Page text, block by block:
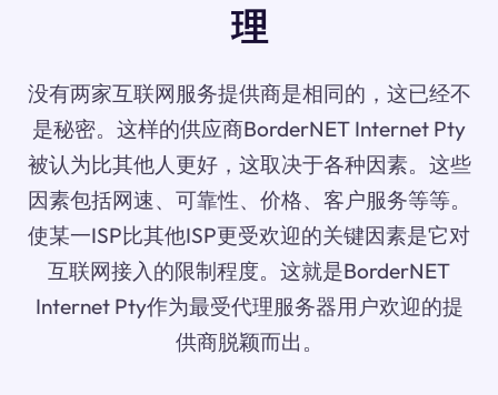
理
没有两家互联网服务提供商是相同的，这已经不
是秘密。这样的供应商BorderNET Internet Pty
被认为比其他人更好，这取决于各种因素。这些
因素包括网速、可靠性、价格、客户服务等等。
使某一ISP比其他ISP更受欢迎的关键因素是它对
互联网接入的限制程度。这就是BorderNET
Internet Pty作为最受代理服务器用户欢迎的提
供商脱颖而出。